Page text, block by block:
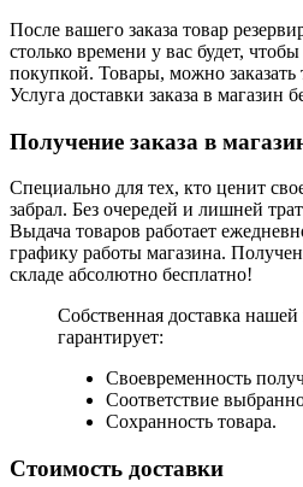
После вашего заказа товар
столько времени у вас будет,
покупкой. Товары, можно заказать
Услуга доставки заказа в магазин
Получение заказа в
Специально для тех, кто ценит
забрал. Без очередей и лишней
Выдача товаров работает
графику работы магазина.
складе абсолютно бесплатно!
Собственная доставка
гарантирует:
Своевременность
Соответствие
Сохранность товара.
Стоимость доставки